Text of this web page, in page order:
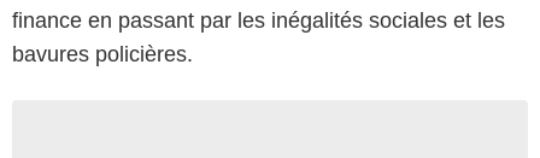
finance en passant par les inégalités sociales et les
bavures policières.